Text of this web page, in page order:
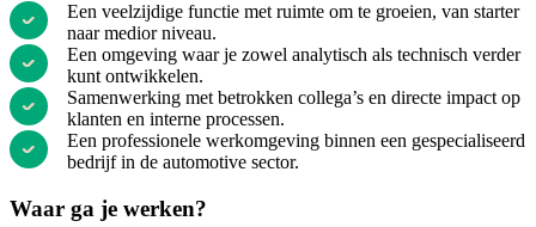
Een veelzijdige functie met ruimte om te groeien, van starter
naar medior niveau.
Een omgeving waar je zowel analytisch als technisch verder
kunt ontwikkelen.
Samenwerking met betrokken collega’s en directe impact op
klanten en interne processen.
Een professionele werkomgeving binnen een gespecialiseerd
bedrijf in de automotive sector.
Waar ga je werken?